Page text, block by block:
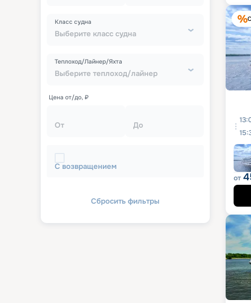
Выберите класс судна
Класс судна
Выберите теплоход/лайнер
Теплоход/Лайнер/Яхта
Цена от/до, ₽
От До
С возвращением
Сбросить фильтры
от